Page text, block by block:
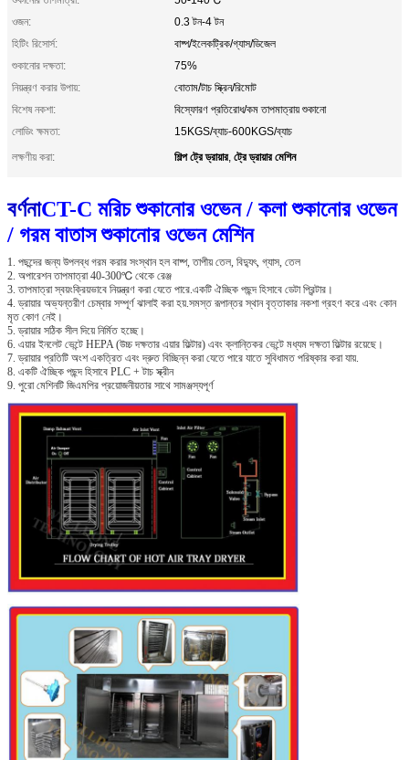
ওজন:
0.3 টন-4 টন
হিটিং রিসোর্স:
বাষ্প/ইলেকট্রিক/গ্যাস/ডিজেল
শুকানোর দক্ষতা:
75%
নিয়ন্ত্রণ করার উপায়:
বোতাম/টাচ স্ক্রিন/রিমোট
বিশেষ নকশা:
বিস্ফোরণ প্রতিরোধ/কম তাপমাত্রায় শুকানো
লোডিং ক্ষমতা:
15KGS/ব্যাচ-600KGS/ব্যাচ
লক্ষণীয় করা:
শিল্প ট্রে ড্রায়ার, ট্রে ড্রায়ার মেশিন
বর্ণনাCT-C মরিচ শুকানোর ওভেন / কলা শুকানোর ওভেন
/ গরম বাতাস শুকানোর ওভেন মেশিন
1. পছন্দের জন্য উপলব্ধ গরম করার সংস্থান হল বাষ্প, তাপীয় তেল, বিদ্যুৎ, গ্যাস, তেল
2. অপারেশন তাপমাত্রা 40-300℃ থেকে রেঞ্জ
3. তাপমাত্রা স্বয়ংক্রিয়ভাবে নিয়ন্ত্রণ করা যেতে পারে.একটি ঐচ্ছিক পছন্দ হিসাবে ডেটা প্রিন্টার।
4. ড্রায়ার অভ্যন্তরীণ চেম্বার সম্পূর্ণ ঝালাই করা হয়.সমস্ত রূপান্তর স্থান বৃত্তাকার নকশা গ্রহণ করে এবং কোন
মৃত কোণ নেই।
5. ড্রায়ার সঠিক সীল দিয়ে নির্মিত হচ্ছে।
6. এয়ার ইনলেট ভেন্টে HEPA (উচ্চ দক্ষতার এয়ার ফিল্টার) এবং ক্লান্তিকর ভেন্টে মধ্যম দক্ষতা ফিল্টার রয়েছে।
7. ড্রায়ার প্রতিটি অংশ একত্রিত এবং দ্রুত বিচ্ছিন্ন করা যেতে পারে যাতে সুবিধামত পরিষ্কার করা যায়.
8. একটি ঐচ্ছিক পছন্দ হিসাবে PLC + টাচ স্ক্রীন
9. পুরো মেশিনটি জিএমপির প্রয়োজনীয়তার সাথে সামঞ্জস্যপূর্ণ